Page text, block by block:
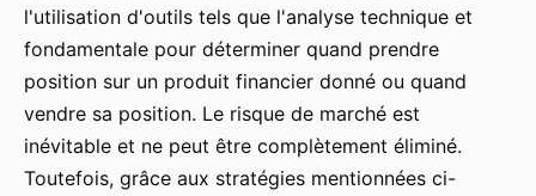
l'utilisation d'outils tels que l'analyse technique et
fondamentale pour déterminer quand prendre
position sur un produit financier donné ou quand
vendre sa position. Le risque de marché est
inévitable et ne peut être complètement éliminé.
Toutefois, grâce aux stratégies mentionnées ci-